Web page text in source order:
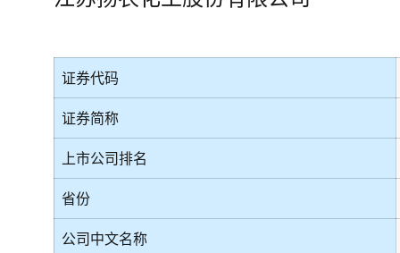
证券代码
证券简称
上市公司排名
省份
公司中文名称